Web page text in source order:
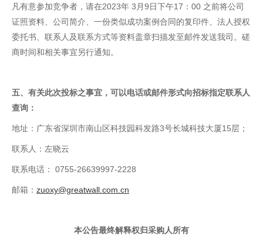
凡有意参加竞争者，请在2023年 3月9日下午17：00 之前将公司
证照资料、公司简介、一份类似成功案例合同的复印件、法人授权
委托书、联系人及联系方式等资料盖章扫描发至邮件发送我司。磋
商时间和相关事宜另行通知。
五、 有关此次投标之事宜，可以电话或邮件形式向招标指定联系人
查询：
地址：广东省深圳市南山区科技园科发路3号长城科技大厦15层；
联系人：左晓云
联系电话： 0755-26639997-2228
邮箱： zuoxy@greatwall.com.cn
本公告最终解释权归采购人所有